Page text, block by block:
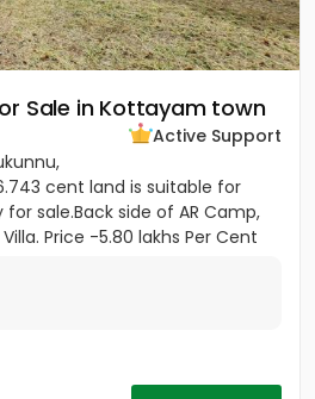
Sale in Kottayam town
Active Support
cent land is suitable for
sale.Back side of AR Camp,
Price -5.80 lakhs Per Cent